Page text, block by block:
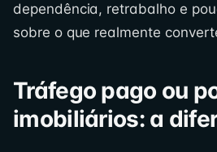
dependência, retrabalho e
sobre o que realmente
Tráfego pago ou
imobiliários: a